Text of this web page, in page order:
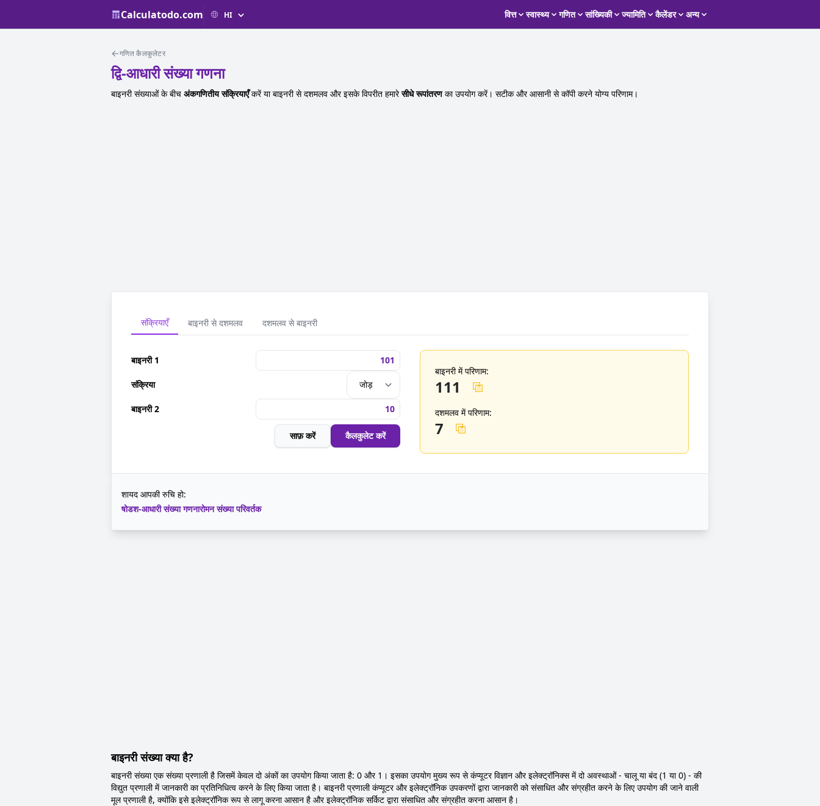
Calculatodo.com वित्त स्वास्थ्य गणित सांख्यिकी ज्यामिति कैलेंडर अन्य
गणित कैलकुलेटर
द्वि-आधारी संख्या गणना
बाइनरी संख्याओं के बीच अंकगणितीय संक्रियाएँकरें या बाइनरी से दशमलव और इसके विपरीत हमारेसीधे रूपांतरणका उपयोग करें। सटीक और आसानी से कॉपी करने योग्य परिणाम।
संक्रियाएँ बाइनरी से दशमलव दशमलव से बाइनरी
बाइनरी 1
संक्रिया
बाइनरी 2
साफ़ करें कैलकुलेट करें
बाइनरी में परिणाम:
111
दशमलव में परिणाम:
7
शायद आपकी रुचि हो:
षोडश-आधारी संख्या गणनारोमन संख्या परिवर्तक
बाइनरी संख्या क्या है?
बाइनरी संख्या एक संख्या प्रणाली है जिसमें केवल दो अंकों का उपयोग किया जाता है: 0 और 1। इसका उपयोग मुख्य रूप से कंप्यूटर विज्ञान और इलेक्ट्रॉनिक्स में दो अवस्थाओं - चालू या बंद (1 या 0) - की
विद्युत प्रणाली में जानकारी का प्रतिनिधित्व करने के लिए किया जाता है। बाइनरी प्रणाली कंप्यूटर और इलेक्ट्रॉनिक उपकरणों द्वारा जानकारी को संसाधित और संग्रहीत करने के लिए उपयोग की जाने वाली
मूल प्रणाली है, क्योंकि इसे इलेक्ट्रॉनिक रूप से लागू करना आसान है और इलेक्ट्रॉनिक सर्किट द्वारा संसाधित और संग्रहीत करना आसान है।